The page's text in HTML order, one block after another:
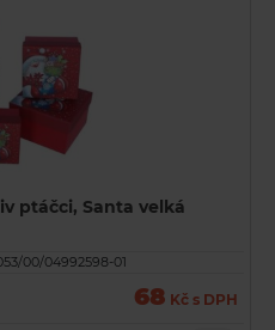
ptáčci, Santa velká
00/04992598-01
68 Kč s DPH